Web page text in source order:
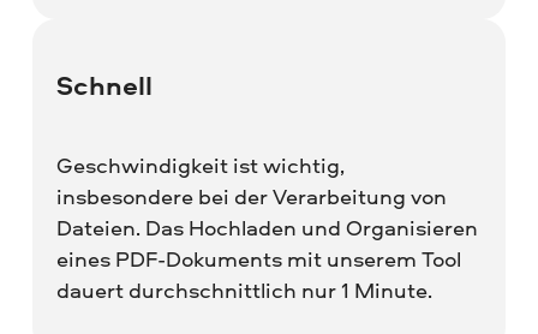
Schnell
Geschwindigkeit ist wichtig,
insbesondere bei der Verarbeitung von
Dateien. Das Hochladen und Organisieren
eines PDF-Dokuments mit unserem Tool
dauert durchschnittlich nur 1 Minute.